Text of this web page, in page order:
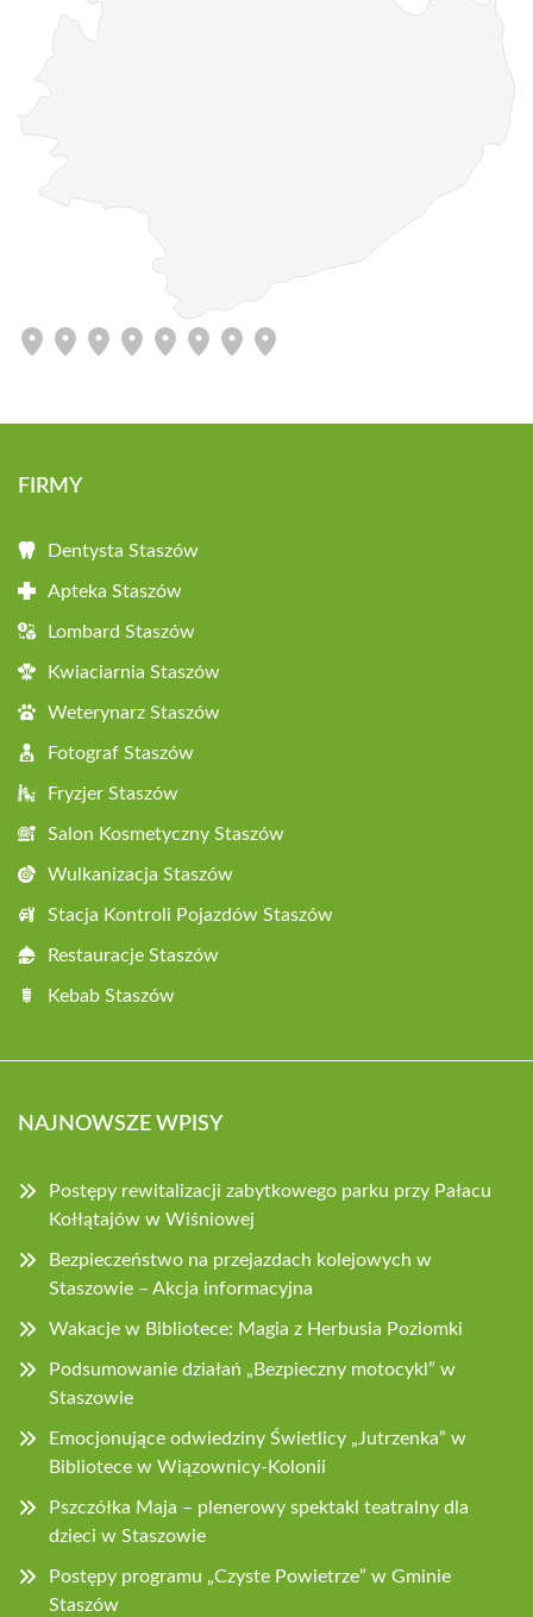
FIRMY
Dentysta Staszów
Apteka Staszów
Lombard Staszów
Kwiaciarnia Staszów
Weterynarz Staszów
Fotograf Staszów
Fryzjer Staszów
Salon Kosmetyczny Staszów
Wulkanizacja Staszów
Stacja Kontroli Pojazdów Staszów
Restauracje Staszów
Kebab Staszów
NAJNOWSZE WPISY
Postępy rewitalizacji zabytkowego parku przy Pałacu
Kołłątajów w Wiśniowej
Bezpieczeństwo na przejazdach kolejowych w
Staszowie – Akcja informacyjna
Wakacje w Bibliotece: Magia z Herbusia Poziomki
Podsumowanie działań „Bezpieczny motocykl” w
Staszowie
Emocjonujące odwiedziny Świetlicy „Jutrzenka” w
Bibliotece w Wiązownicy-Kolonii
Pszczółka Maja – plenerowy spektakl teatralny dla
dzieci w Staszowie
Postępy programu „Czyste Powietrze” w Gminie
Staszów